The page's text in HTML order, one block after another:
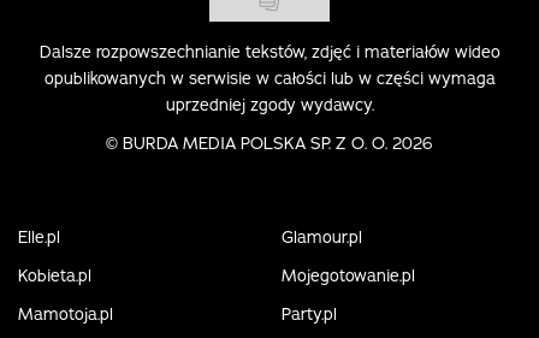
Dalsze rozpowszechnianie tekstów, zdjęć i materiałów wideo
opublikowanych w serwisie w całości lub w części wymaga
uprzedniej zgody wydawcy.
© BURDA MEDIA POLSKA SP. Z O. O. 2026
Elle.pl
Glamour.pl
Kobieta.pl
Mojegotowanie.pl
Mamotoja.pl
Party.pl